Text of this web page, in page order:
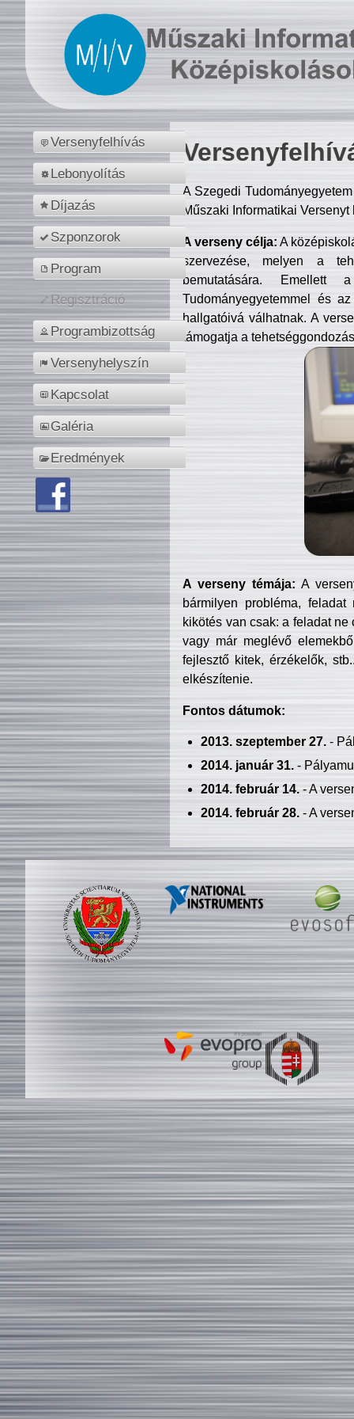
Versenyfelhívás
Lebonyolítás
Díjazás
Szponzorok
Program
Regisztráció
Programbizottság
Versenyhelyszín
Kapcsolat
Galéria
Eredmények
A Szegedi
Műszaki Informatikai
A verseny célja: A
szervezése, melyen a
bemutatására. Emellett
Tudományegyetemmel és
hallgatóivá válhatnak. A
támogatja a
A verseny témája: A
bármilyen probléma, feladat
kikötés van csak: a feladat
vagy már meglévő
fejlesztő kitek, érzékelők,
elkészítenie.
Fontos dátumok:
2013. szeptember 27.-
2014. január 31.-
2014. február 14.- A
2014. február 28.- A